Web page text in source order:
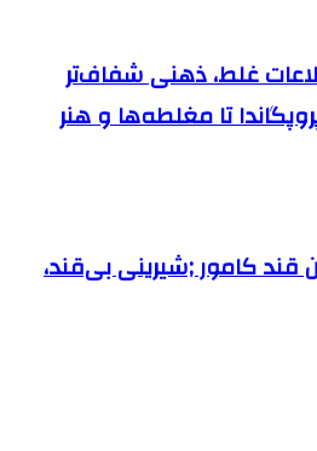
غلط، ذهنی شفاف‌تر
تا مغلطه‌ها و هنر
قند کامور ;شیرینی بی‌قند،